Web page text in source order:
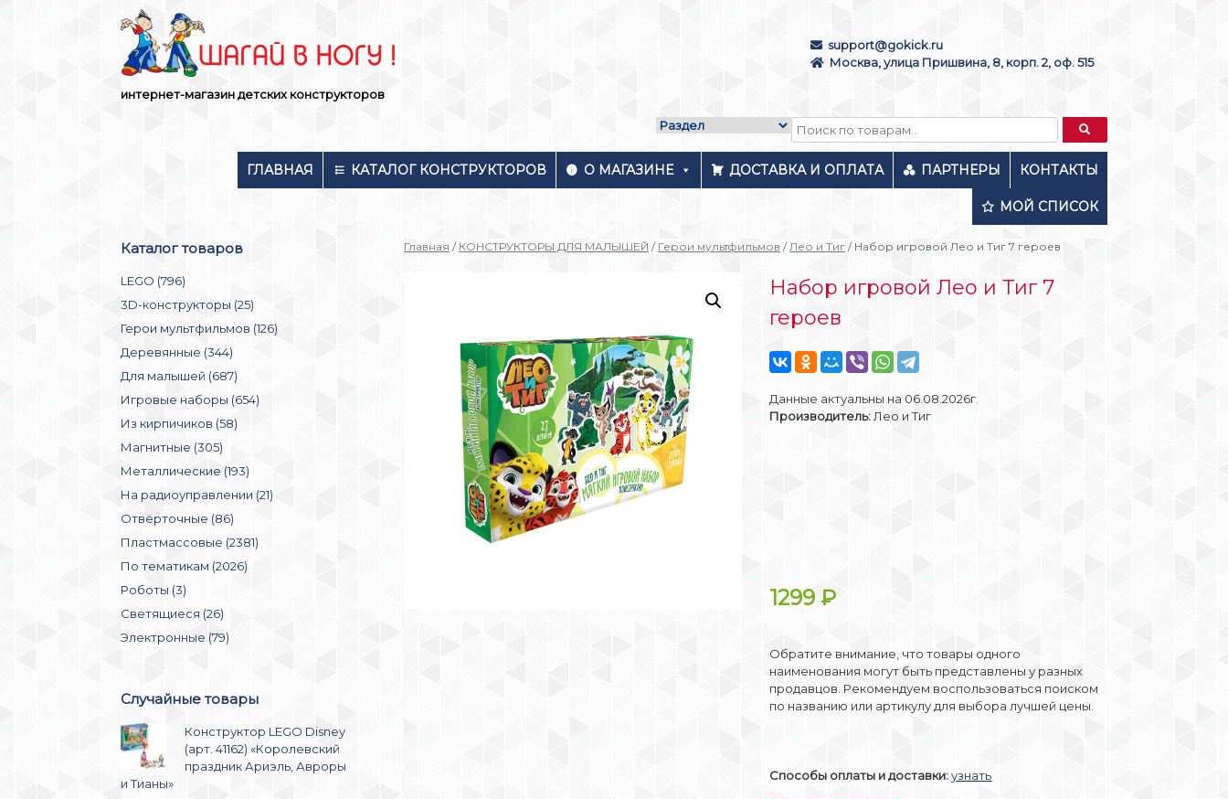
интернет-магазин детских конструкторов
support@gokick.ru
Москва, улица Пришвина, 8, корп. 2, оф. 515
ГЛАВНАЯ КАТАЛОГ КОНСТРУКТОРОВ О МАГАЗИНЕ ДОСТАВКА И ОПЛАТА ПАРТНЕРЫ КОНТАКТЫ
МОЙ СПИСОК
Главная / КОНСТРУКТОРЫ ДЛЯ МАЛЫШЕЙ / Герои мультфильмов / Лео и Тиг / Набор игровой Лео и Тиг 7 героев
Набор игровой Лео и Тиг 7
героев
Данные актуальны на 06.08.2026г.
Производитель: Лео и Тиг
1299₽
Обратите внимание, что товары одного
наименования могут быть представлены у разных
продавцов. Рекомендуем воспользоваться поиском
по названию или артикулу для выбора лучшей цены.
Способы оплаты и доставки: узнать
Каталог товаров
LEGO (796)
3D-конструкторы (25)
Герои мультфильмов (126)
Деревянные (344)
Для малышей (687)
Игровые наборы (654)
Из кирпичиков (58)
Магнитные (305)
Металлические (193)
На радиоуправлении (21)
Отвёрточные (86)
Пластмассовые (2381)
По тематикам (2026)
Роботы (3)
Светящиеся (26)
Электронные (79)
Случайные товары
Конструктор LEGO Disney
(арт. 41162) «Королевский
праздник Ариэль, Авроры
и Тианы»